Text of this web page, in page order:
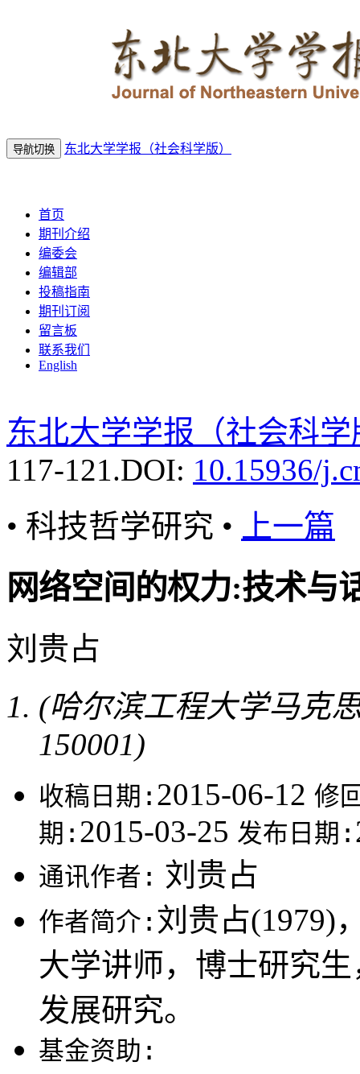
导航切换 东北大学学报（社会科学版）
首页
期刊介绍
编委会
编辑部
投稿指南
期刊订阅
留言板
联系我们
English
东北大学学报（社会科学
117-121.DOI: 10.15936/
• 科技哲学研究 •
上一篇
网络空间的权力:技术与
刘贵占
(哈尔滨工程大学马克
150001)
收稿日期: 2015-06-12 修
期: 2015-03-25 发布日期:
通讯作者: 刘贵占
作者简介: 刘贵占(1979)
大学讲师，博士研究
发展研究。
基金资助: